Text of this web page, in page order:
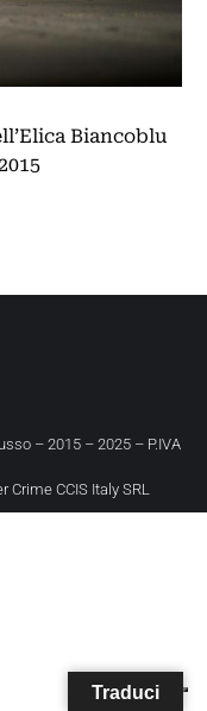
Biancoblu
– 2015 – 2025 – P.IVA
Crime CCIS Italy SRL
Traduci